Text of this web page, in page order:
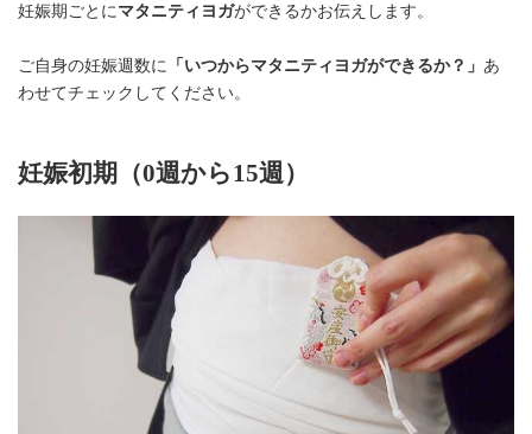
妊娠期ごとに マタニティヨガができるかお伝えします。
ご自身の妊娠週数に 「いつからマタニティヨガができるか？」 あ
わせてチェックしてください。
妊娠初期（0週から15週）